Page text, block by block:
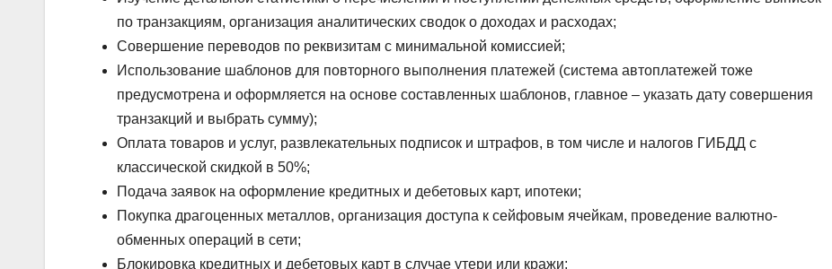
по транзакциям, организация аналитических сводок о доходах и расходах;
Совершение переводов по реквизитам с минимальной комиссией;
Использование шаблонов для повторного выполнения платежей (система автоплатежей тоже
предусмотрена и оформляется на основе составленных шаблонов, главное – указать дату совершения
транзакций и выбрать сумму);
Оплата товаров и услуг, развлекательных подписок и штрафов, в том числе и налогов ГИБДД с
классической скидкой в 50%;
Подача заявок на оформление кредитных и дебетовых карт, ипотеки;
Покупка драгоценных металлов, организация доступа к сейфовым ячейкам, проведение валютно-
обменных операций в сети;
Блокировка кредитных и дебетовых карт в случае утери или кражи;